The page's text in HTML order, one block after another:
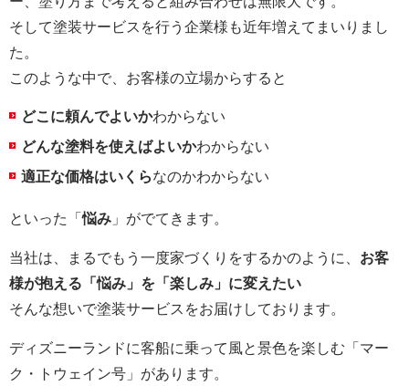
そして塗装サービスを行う企業様も近年増えてまいりまし
た。
このような中で、お客様の立場からすると
どこに頼んでよいかわからない
どんな塗料を使えばよいかわからない
適正な価格はいくらなのかわからない
といった「悩み 」がでてきます。
当社は、まるでもう一度家づくりをするかのように、 お客
様が抱える「悩み」を「楽しみ」に変えたい
そんな想いで塗装サービスをお届けしております。
ディズニーランドに客船に乗って風と景色を楽しむ「マー
ク・トウェイン号」があります。